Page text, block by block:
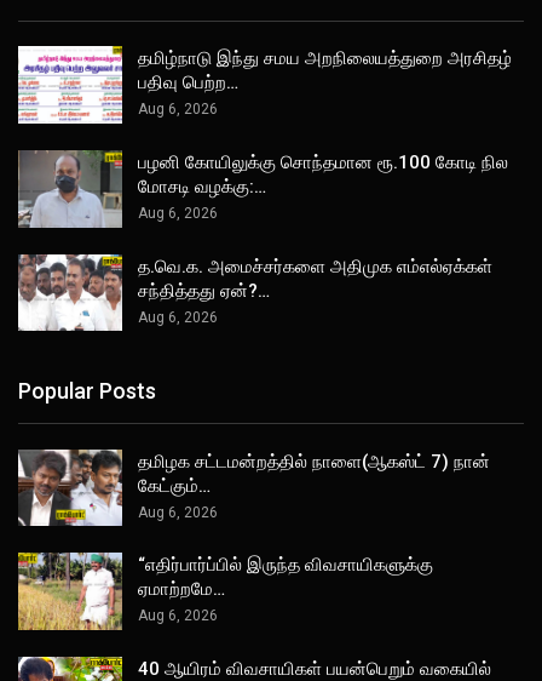
தமிழ்நாடு இந்து சமய அறநிலையத்துறை அரசிதழ்
பதிவு பெற்ற…
Aug 6, 2026
பழனி கோயிலுக்கு சொந்தமான ரூ.100 கோடி நில
மோசடி வழக்கு:…
Aug 6, 2026
த.வெ.க. அமைச்சர்களை அதிமுக எம்எல்ஏக்கள்
சந்தித்தது ஏன்?…
Aug 6, 2026
Popular Posts
தமிழக சட்டமன்றத்தில் நாளை(ஆகஸ்ட் 7) நான்
கேட்கும்…
Aug 6, 2026
“எதிர்பார்ப்பில் இருந்த விவசாயிகளுக்கு
ஏமாற்றமே…
Aug 6, 2026
40 ஆயிரம் விவசாயிகள் பயன்பெறும் வகையில்